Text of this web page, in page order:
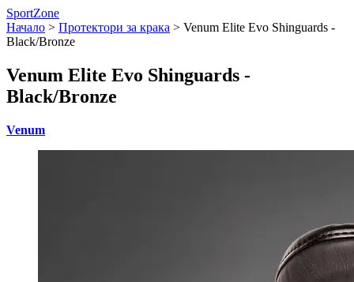
SportZone
Начало > Протектори за крака > Venum Elite Evo Shinguards -
Black/Bronze
Venum Elite Evo Shinguards -
Black/Bronze
Venum